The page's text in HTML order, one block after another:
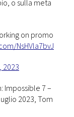
o sulla meta
on promo
NsHVla7bvJ
2023
Impossible 7 –
2023, Tom